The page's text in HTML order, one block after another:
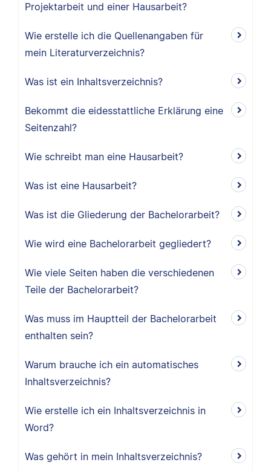
Projektarbeit und einer Hausarbeit?
Wie erstelle ich die Quellenangaben für
mein Literaturverzeichnis?
Was ist ein Inhaltsverzeichnis?
Bekommt die eidesstattliche Erklärung eine
Seitenzahl?
Wie schreibt man eine Hausarbeit?
Was ist eine Hausarbeit?
Was ist die Gliederung der Bachelorarbeit?
Wie wird eine Bachelorarbeit gegliedert?
Wie viele Seiten haben die verschiedenen
Teile der Bachelorarbeit?
Was muss im Hauptteil der Bachelorarbeit
enthalten sein?
Warum brauche ich ein automatisches
Inhaltsverzeichnis?
Wie erstelle ich ein Inhaltsverzeichnis in
Word?
Was gehört in mein Inhaltsverzeichnis?